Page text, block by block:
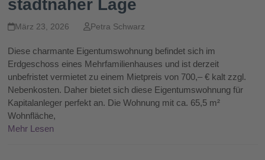
stadtnaher Lage
März 23, 2026 Petra Schwarz
Diese charmante Eigentumswohnung befindet sich im
Erdgeschoss eines Mehrfamilienhauses und ist derzeit
unbefristet vermietet zu einem Mietpreis von 700,– € kalt zzgl.
Nebenkosten. Daher bietet sich diese Eigentumswohnung für
Kapitalanleger perfekt an. Die Wohnung mit ca. 65,5 m²
Wohnfläche,
Mehr Lesen